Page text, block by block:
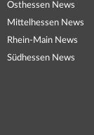
Osthessen News
Mittelhessen News
Rhein-Main News
Südhessen News